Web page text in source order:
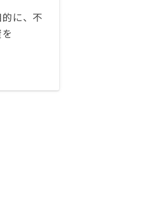
に、不